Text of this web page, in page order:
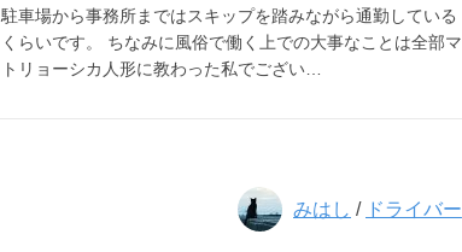
駐車場から事務所まではスキップを踏みながら通勤している
くらいです。 ちなみに風俗で働く上での大事なことは全部マ
トリョーシカ人形に教わった私でござい…
みはし / ドライバー